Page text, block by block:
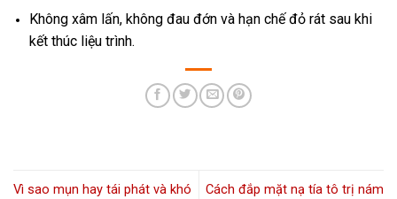
Không xâm lấn, không đau đớn và hạn chế đỏ rát sau khi
kết thúc liệu trình.
Vì sao mụn hay tái phát và khó
Cách đắp mặt nạ tía tô trị nám